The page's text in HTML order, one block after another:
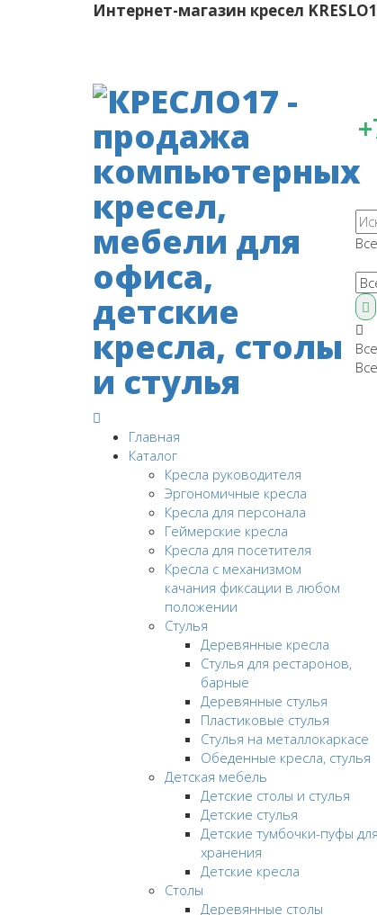
Интернет-магазин кресел
Главная
Каталог
Кресла руководителя
Эргономичные кресла
Кресла для персонала
Геймерские кресла
Кресла для посетителя
Кресла с механизмом
качания фиксации в любом
положении
Стулья
Деревянные кресла
Стулья для рестаронов,
барные
Деревянные стулья
Пластиковые стулья
Стулья на металлокаркасе
Обеденные кресла, стулья
Детская мебель
Детские столы и стулья
Детские стулья
Детские тумбочки-пуфы для
хранения
Детские кресла
Столы
Деревянные столы